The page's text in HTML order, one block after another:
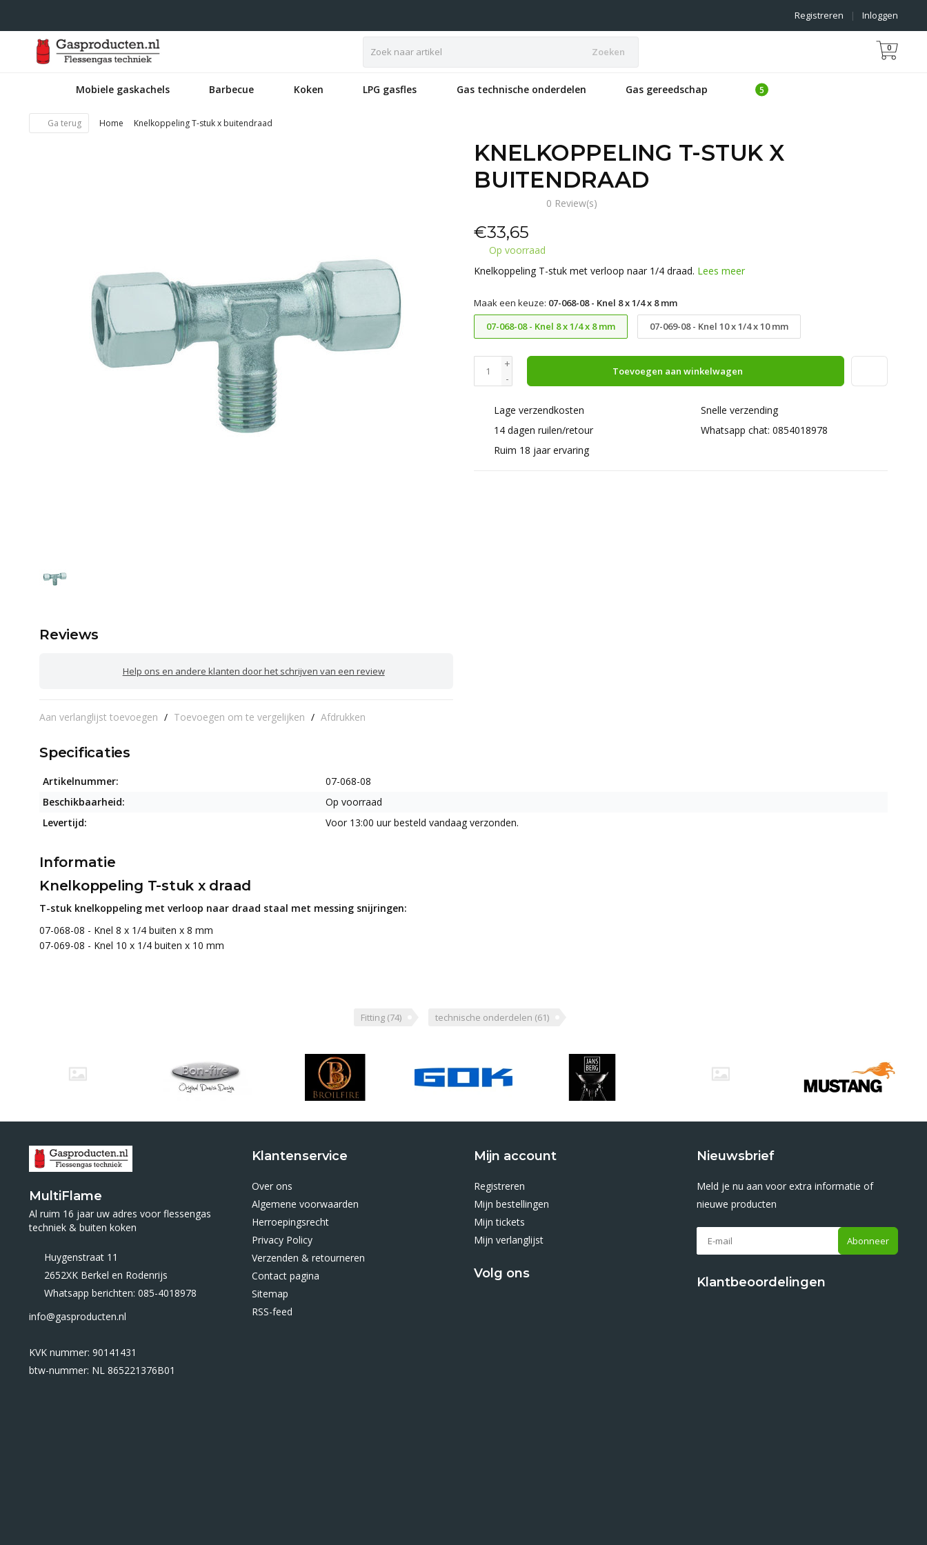
Inloggen
|
Registreren
Zoeken 0
Mobiele gaskachels Barbecue Koken LPG gasfles Gas technische onderdelen Gas gereedschap
Ga terug Home Knelkoppeling T-stuk x buitendraad
Reviews
Help ons en andere klanten door het schrijven van een review
Aan verlanglijst toevoegen / Toevoegen om te vergelijken / Afdrukken
KNELKOPPELING T-STUK X
BUITENDRAAD
0 Review(s)
€33,65
Op voorraad
Knelkoppeling T-stuk met verloop naar 1/4 draad. Lees meer
Maak een keuze: 07-068-08 - Knel 8 x 1/4 x 8 mm
07-068-08 - Knel 8 x 1/4 x 8 mm
07-069-08 - Knel 10 x 1/4 x 10 mm
+
-
Toevoegen aan winkelwagen
Lage verzendkosten
Snelle verzending
14 dagen ruilen/retour
Whatsapp chat: 0854018978
Ruim 18 jaar ervaring
Specificaties
Artikelnummer:
07-068-08
Beschikbaarheid:
Op voorraad
Levertijd:
Voor 13:00 uur besteld vandaag verzonden.
Informatie
Knelkoppeling T-stuk x draad
T-stuk knelkoppeling met verloop naar draad staal met messing snijringen:
07-068-08 - Knel 8 x 1/4 buiten x 8 mm
07-069-08 - Knel 10 x 1/4 buiten x 10 mm
Fitting (74) technische onderdelen (61)
MultiFlame
Al ruim 16 jaar uw adres voor flessengas
techniek & buiten koken
Huygenstraat 11
2652XK Berkel en Rodenrijs
Whatsapp berichten: 085-4018978
info@gasproducten.nl
KVK nummer: 90141431
btw-nummer: NL 865221376B01
Klantenservice
Over ons
Algemene voorwaarden
Herroepingsrecht
Privacy Policy
Verzenden & retourneren
Contact pagina
Sitemap
RSS-feed
Mijn account
Registreren
Mijn bestellingen
Mijn tickets
Mijn verlanglijst
Volg ons
Nieuwsbrief
Meld je nu aan voor extra informatie of
nieuwe producten
Abonneer
Klantbeoordelingen